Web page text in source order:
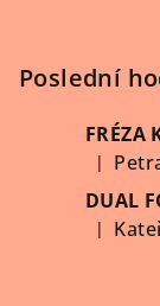
Poslední
|
|